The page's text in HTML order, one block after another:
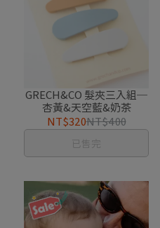
GRECH&CO 髮夾三入組─
杏黃&天空藍&奶茶
NT$320NT$400
已售完